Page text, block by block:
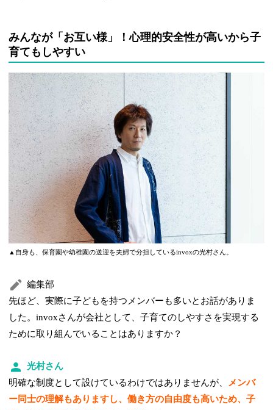
みんなが「お互い様」！心理的安全性が高いから子
育てもしやすい
▲自身も、保育園や幼稚園の送迎を夫婦で分担しているinvoxの光村さん。
編集部
先ほど、実際に子どもを持つメンバーも多いとお話がありま
した。invoxさんが会社として、子育てのしやすさを実現する
ために取り組んでいることはありますか？
光村さん
明確な制度として設けているわけではありませんが、
メンバ
ー同士の理解もありますし、働き方の自由度も高いため、子